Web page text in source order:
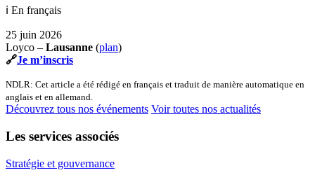
ℹ️ En français
25 juin 2026
Loyco – Lausanne (plan)
🔗Je m’inscris
NDLR: Cet article a été rédigé en français et traduit de manière automatique en
anglais et en allemand.
Découvrez tous nos événements Voir toutes nos actualités
Les services associés
Stratégie et gouvernance